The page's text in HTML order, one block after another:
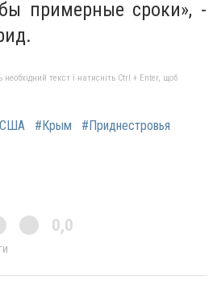
примерные сроки», -
текст і натисніть Ctrl + Enter, щоб
#Крым #Приднестровья
0,0